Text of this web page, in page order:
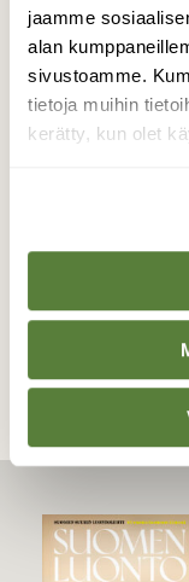
jaamme
alan
sivustoamme.
tietoja muihin
kerätty, kun olet